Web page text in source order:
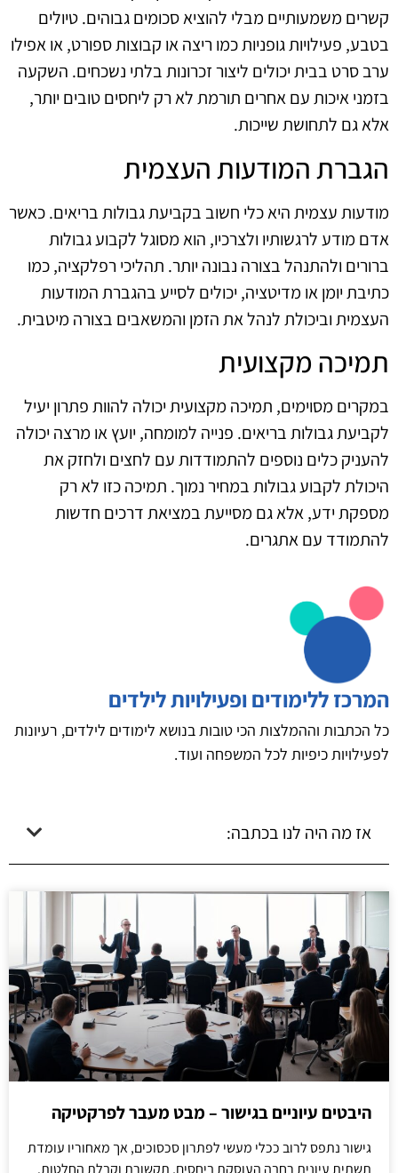
קשרים משמעותיים מבלי להוציא סכומים גבוהים. טיולים
בטבע, פעילויות גופניות כמו ריצה או קבוצות ספורט, או אפילו
ערב סרט בבית יכולים ליצור זכרונות בלתי נשכחים. השקעה
בזמני איכות עם אחרים תורמת לא רק ליחסים טובים יותר,
אלא גם לתחושת שייכות.
הגברת המודעות העצמית
מודעות עצמית היא כלי חשוב בקביעת גבולות בריאים. כאשר
אדם מודע לרגשותיו ולצרכיו, הוא מסוגל לקבוע גבולות
ברורים ולהתנהל בצורה נבונה יותר. תהליכי רפלקציה, כמו
כתיבת יומן או מדיטציה, יכולים לסייע בהגברת המודעות
העצמית וביכולת לנהל את הזמן והמשאבים בצורה מיטבית.
תמיכה מקצועית
במקרים מסוימים, תמיכה מקצועית יכולה להוות פתרון יעיל
לקביעת גבולות בריאים. פנייה למומחה, יועץ או מרצה יכולה
להעניק כלים נוספים להתמודדות עם לחצים ולחזק את
היכולת לקבוע גבולות במחיר נמוך. תמיכה כזו לא רק
מספקת ידע, אלא גם מסייעת במציאת דרכים חדשות
להתמודד עם אתגרים.
המרכז ללימודים ופעילויות לילדים
כל הכתבות וההמלצות הכי טובות בנושא לימודים לילדים, רעיונות
לפעילויות כיפיות לכל המשפחה ועוד.
אז מה היה לנו בכתבה:
היבטים עיוניים בגישור – מבט מעבר לפרקטיקה
גישור נתפס לרוב ככלי מעשי לפתרון סכסוכים, אך מאחוריו עומדת
תשתית עיונית רחבה העוסקת ביחסים, תקשורת וקבלת החלטות.